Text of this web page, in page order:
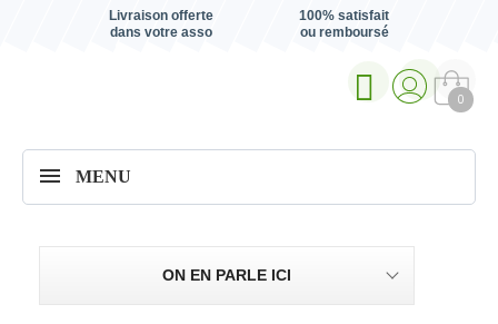
Livraison offerte
dans votre asso
100% satisfait
ou remboursé
0
MENU
ON EN PARLE ICI